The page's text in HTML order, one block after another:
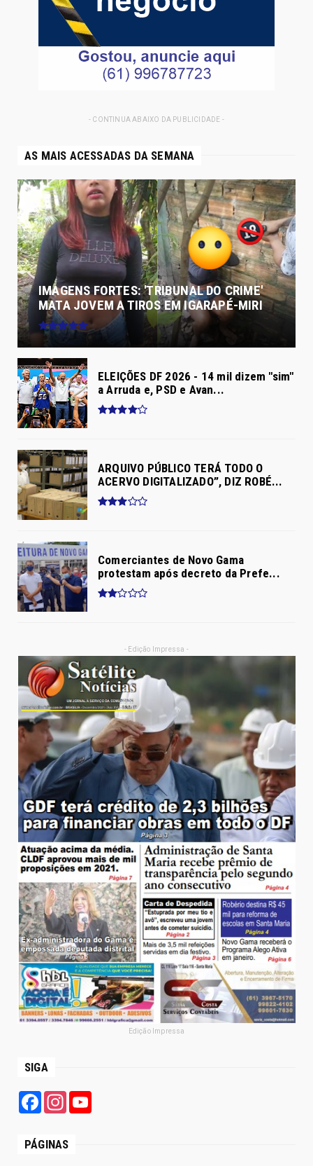
- CONTINUA ABAIXO DA PUBLICIDADE -
AS MAIS ACESSADAS DA SEMANA
IMAGENS FORTES: 'TRIBUNAL DO CRIME'
MATA JOVEM A TIROS EM IGARAPÉ-MIRI
ELEIÇÕES DF 2026 - 14 mil dizem "sim"
a Arruda e, PSD e Avan...
ARQUIVO PÚBLICO TERÁ TODO O
ACERVO DIGITALIZADO”, DIZ ROBÉ...
Comerciantes de Novo Gama
protestam após decreto da Prefe...
- Edição Impressa -
Edição Impressa
SIGA
FacebookInstagram
PÁGINAS